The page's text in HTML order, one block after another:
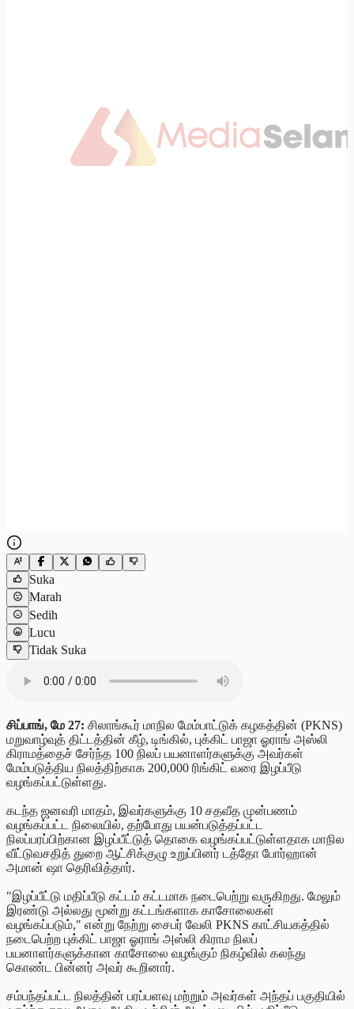
Suka
Marah
Sedih
Lucu
Tidak Suka
சிப்பாங், மே 27: சிலாங்கூர் மாநில மேம்பாட்டுக் கழகத்தின் (PKNS)
மறுவாழ்வுத் திட்டத்தின் கீழ், டிங்கில், புக்கிட் பாஜா ஓராங் அஸ்லி
கிராமத்தைச் சேர்ந்த 100 நிலப் பயனாளர்களுக்கு அவர்கள்
மேம்படுத்திய நிலத்திற்காக 200,000 ரிங்கிட் வரை இழப்பீடு
வழங்கப்பட்டுள்ளது.
கடந்த ஜனவரி மாதம், இவர்களுக்கு 10 சதவீத முன்பணம்
வழங்கப்பட்ட நிலையில், தற்போது பயன்படுத்தப்பட்ட
நிலப்பரப்பிற்கான இழப்பீட்டுத் தொகை வழங்கப்பட்டுள்ளதாக மாநில
வீட்டுவசதித் துறை ஆட்சிக்குழு உறுப்பினர் டத்தோ போர்ஹான்
அமான் ஷா தெரிவித்தார்.
"இழப்பீட்டு மதிப்பீடு கட்டம் கட்டமாக நடைபெற்று வருகிறது. மேலும்
இரண்டு அல்லது மூன்று கட்டங்களாக காசோலைகள்
வழங்கப்படும்," என்று நேற்று சைபர் வேலி PKNS காட்சியகத்தில்
நடைபெற்ற புக்கிட் பாஜா ஓராங் அஸ்லி கிராம நிலப்
பயனாளர்களுக்கான காசோலை வழங்கும் நிகழ்வில் கலந்து
கொண்ட பின்னர் அவர் கூறினார்.
சம்பந்தப்பட்ட நிலத்தின் பரப்பளவு மற்றும் அவர்கள் அந்தப் பகுதியில்